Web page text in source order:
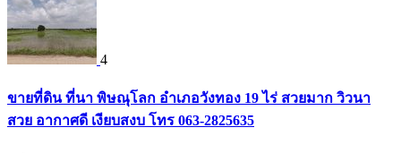
4
ขายที่ดิน ที่นา พิษณุโลก อำเภอวังทอง 19 ไร่ สวยมาก วิวนา
สวย อากาศดี เงียบสงบ โทร 063-2825635